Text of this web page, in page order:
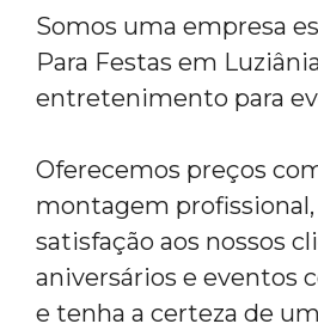
Somos uma empresa
Para Festas em
entretenimento para
Oferecemos preços
montagem
satisfação aos nossos
aniversários e eventos
e tenha a certeza de